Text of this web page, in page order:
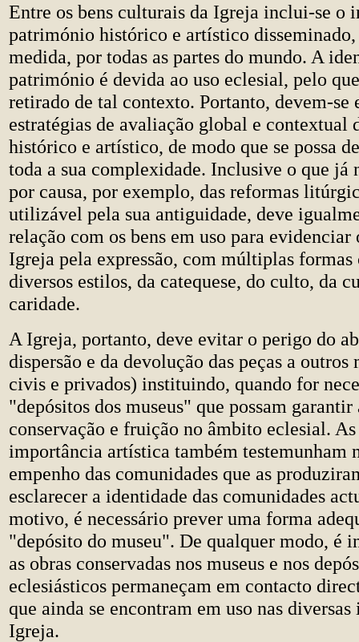
Entre os bens culturais da Igreja inclui-se o
património histórico e artístico
medida, por todas as partes do mundo. A
património é devida ao uso eclesial, pelo
retirado de tal contexto. Portanto, devem-se
estratégias de avaliação global e contextual
histórico e artístico, de modo que se possa
toda a sua complexidade. Inclusive o que já
por causa, por exemplo, das reformas
utilizável pela sua antiguidade, deve
relação com os bens em uso para evidenciar
Igreja pela expressão, com múltiplas
diversos estilos, da catequese, do culto, da
caridade.
A Igreja, portanto, deve evitar o perigo do
dispersão e da devolução das peças a outros
civis e privados) instituindo, quando for
"depósitos dos museus" que possam garantir
conservação e fruição no âmbito eclesial.
importância artística também testemunham
empenho das comunidades que as
esclarecer a identidade das comunidades
motivo, é necessário prever uma forma
"depósito do museu". De qualquer modo, é
as obras conservadas nos museus e nos
eclesiásticos permaneçam em contacto
que ainda se encontram em uso nas
Igreja.